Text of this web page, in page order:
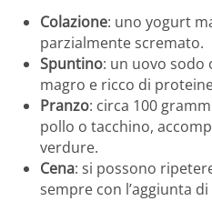
Colazione: uno yogurt
parzialmente scremato.
Spuntino: un uovo sodo
magro e ricco di
Pranzo: circa 100
pollo o tacchino,
verdure.
Cena: si possono
sempre con l’aggiunta